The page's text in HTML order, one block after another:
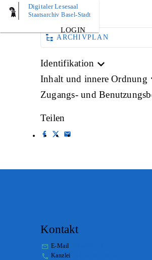
Digitaler Lesesaal
Staatsarchiv Basel-Stadt
LOGIN
BILD
ARCHIVPLAN
Identifikation
Inhalt und innere Ordnung
Zugangs- und
Teilen
Kontakt
E-Mail
Kanzlei